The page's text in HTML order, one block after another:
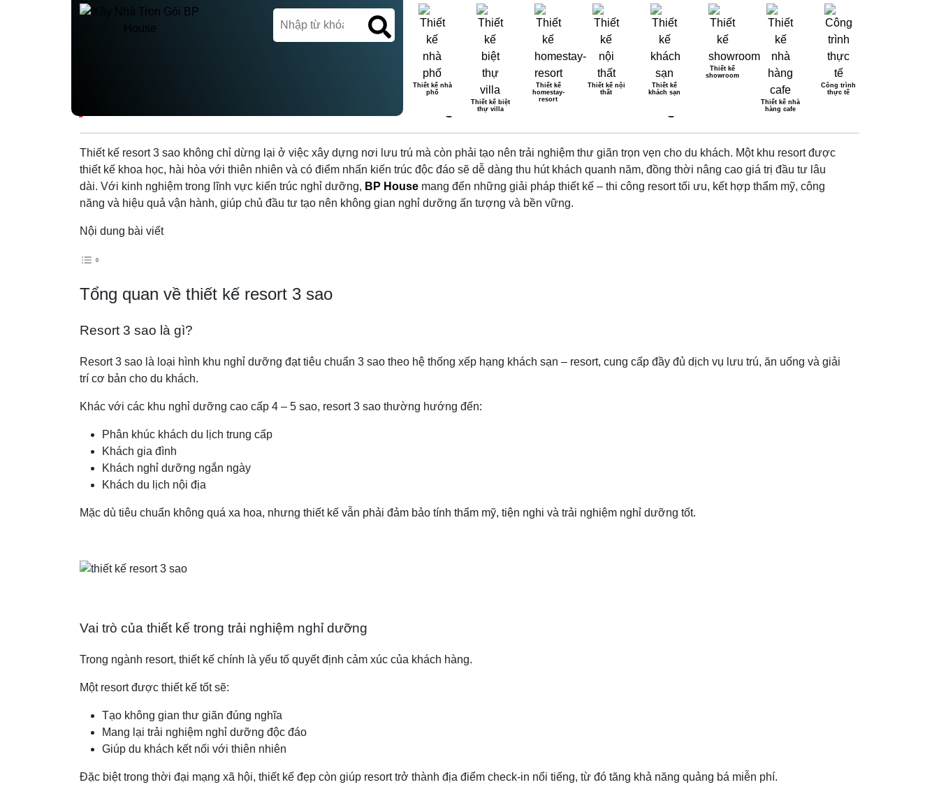
Thiết kế nhà
phố
Thiết kế biệt
thự villa
Thiết kế
homestay-
resort
Thiết kế nội
thất
Thiết kế
khách sạn
Thiết kế
showroom
Thiết kế nhà
hàng cafe
Công trình
thực tế
THIẾT KẾ RESORT 3 SAO: 7 BÍ QUYẾT HÚT KHÁCH QUANH NĂM
Thiết kế resort 3 sao không chỉ dừng lại ở việc xây dựng nơi lưu trú mà còn phải tạo nên trải nghiệm thư giãn trọn vẹn cho du khách. Một khu resort được
thiết kế khoa học, hài hòa với thiên nhiên và có điểm nhấn kiến trúc độc đáo sẽ dễ dàng thu hút khách quanh năm, đồng thời nâng cao giá trị đầu tư lâu
dài. Với kinh nghiệm trong lĩnh vực kiến trúc nghỉ dưỡng, BP House mang đến những giải pháp thiết kế – thi công resort tối ưu, kết hợp thẩm mỹ, công
năng và hiệu quả vận hành, giúp chủ đầu tư tạo nên không gian nghỉ dưỡng ấn tượng và bền vững.
Nội dung bài viết
Tổng quan về thiết kế resort 3 sao
Resort 3 sao là gì?
Resort 3 sao là loại hình khu nghỉ dưỡng đạt tiêu chuẩn 3 sao theo hệ thống xếp hạng khách sạn – resort, cung cấp đầy đủ dịch vụ lưu trú, ăn uống và giải
trí cơ bản cho du khách.
Khác với các khu nghỉ dưỡng cao cấp 4 – 5 sao, resort 3 sao thường hướng đến:
Phân khúc khách du lịch trung cấp
Khách gia đình
Khách nghỉ dưỡng ngắn ngày
Khách du lịch nội địa
Mặc dù tiêu chuẩn không quá xa hoa, nhưng thiết kế vẫn phải đảm bảo tính thẩm mỹ, tiện nghi và trải nghiệm nghỉ dưỡng tốt.
Vai trò của thiết kế trong trải nghiệm nghỉ dưỡng
Trong ngành resort, thiết kế chính là yếu tố quyết định cảm xúc của khách hàng.
Một resort được thiết kế tốt sẽ:
Tạo không gian thư giãn đúng nghĩa
Mang lại trải nghiệm nghỉ dưỡng độc đáo
Giúp du khách kết nối với thiên nhiên
Đặc biệt trong thời đại mạng xã hội, thiết kế đẹp còn giúp resort trở thành địa điểm check-in nổi tiếng, từ đó tăng khả năng quảng bá miễn phí.